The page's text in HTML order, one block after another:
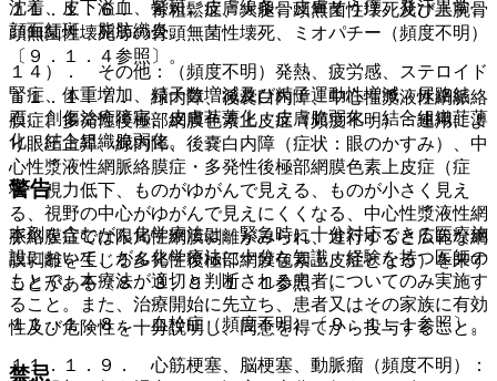
沈着、皮下溢血、紫斑、皮膚線条、皮膚そう痒、発汗異常、
顔面紅斑、脂肪織炎。
１４）． その他：（頻度不明）発熱、疲労感、ステロイド
腎症、体重増加、精子数増減及び精子運動性増減、尿路結
石、創傷治癒障害、皮膚菲薄化・皮膚脆弱化・結合組織菲薄
化・結合組織脆弱化。
警告
本剤を含むがん化学療法は、緊急時に十分対応できる医療施
設において、がん化学療法に十分な知識・経験を持つ医師の
もとで、本療法が適切と判断される患者についてのみ実施す
ること。また、治療開始に先立ち、患者又はその家族に有効
性及び危険性を十分説明し、同意を得てから投与すること。
禁忌
１１．１．６． 骨粗鬆症、大腿骨頭無菌性壊死及び上腕骨
頭無菌性壊死等の骨頭無菌性壊死、ミオパチー（頻度不明）
〔９．１．４参照〕。
１１．１．７． 緑内障、後嚢白内障、中心性漿液性網脈絡
膜症、多発性後極部網膜色素上皮症（頻度不明）：連用によ
り眼圧上昇、緑内障、後嚢白内障（症状：眼のかすみ）、中
心性漿液性網脈絡膜症・多発性後極部網膜色素上皮症（症
状：視力低下、ものがゆがんで見える、ものが小さく見え
る、視野の中心がゆがんで見えにくくなる、中心性漿液性網
脈絡膜症では限局性網膜剥離がみられ、進行すると広範な網
膜剥離を生じる多発性後極部網膜色素上皮症となる）を来す
ことがある〔８．３、９．１．１参照〕。
１１．１．８． 血栓症（頻度不明）〔９．１．１参照〕。
１１．１．９． 心筋梗塞、脳梗塞、動脈瘤（頻度不明）：